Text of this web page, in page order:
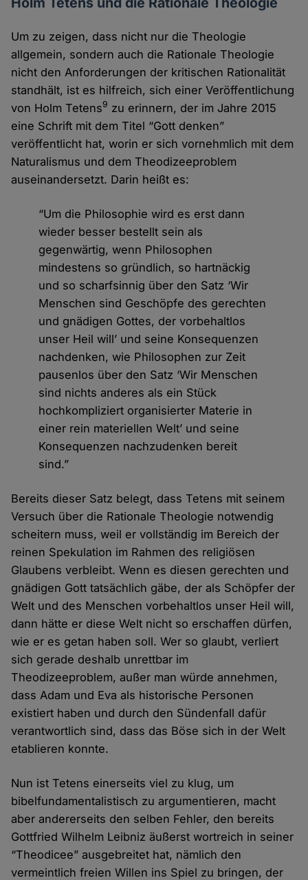
Um zu zeigen, dass nicht nur die Theologie
allgemein, sondern auch die Rationale Theologie
nicht den Anforderungen der kritischen Rationalität
standhält, ist es hilfreich, sich einer Veröffentlichung
von Holm Tetens9 zu erinnern, der im Jahre 2015
eine Schrift mit dem Titel “Gott denken”
veröffentlicht hat, worin er sich vornehmlich mit dem
Naturalismus und dem Theodizeeproblem
auseinandersetzt. Darin heißt es:
“Um die Philosophie wird es erst dann
wieder besser bestellt sein als
gegenwärtig, wenn Philosophen
mindestens so gründlich, so hartnäckig
und so scharfsinnig über den Satz ‘Wir
Menschen sind Geschöpfe des gerechten
und gnädigen Gottes, der vorbehaltlos
unser Heil will’ und seine Konsequenzen
nachdenken, wie Philosophen zur Zeit
pausenlos über den Satz ‘Wir Menschen
sind nichts anderes als ein Stück
hochkompliziert organisierter Materie in
einer rein materiellen Welt’ und seine
Konsequenzen nachzudenken bereit
sind.”
Bereits dieser Satz belegt, dass Tetens mit seinem
Versuch über die Rationale Theologie notwendig
scheitern muss, weil er vollständig im Bereich der
reinen Spekulation im Rahmen des religiösen
Glaubens verbleibt. Wenn es diesen gerechten und
gnädigen Gott tatsächlich gäbe, der als Schöpfer der
Welt und des Menschen vorbehaltlos unser Heil will,
dann hätte er diese Welt nicht so erschaffen dürfen,
wie er es getan haben soll. Wer so glaubt, verliert
sich gerade deshalb unrettbar im
Theodizeeproblem, außer man würde annehmen,
dass Adam und Eva als historische Personen
existiert haben und durch den Sündenfall dafür
verantwortlich sind, dass das Böse sich in der Welt
etablieren konnte.
Nun ist Tetens einerseits viel zu klug, um
bibelfundamentalistisch zu argumentieren, macht
aber andererseits den selben Fehler, den bereits
Gottfried Wilhelm Leibniz äußerst wortreich in seiner
“Theodicee” ausgebreitet hat, nämlich den
vermeintlich freien Willen ins Spiel zu bringen, der